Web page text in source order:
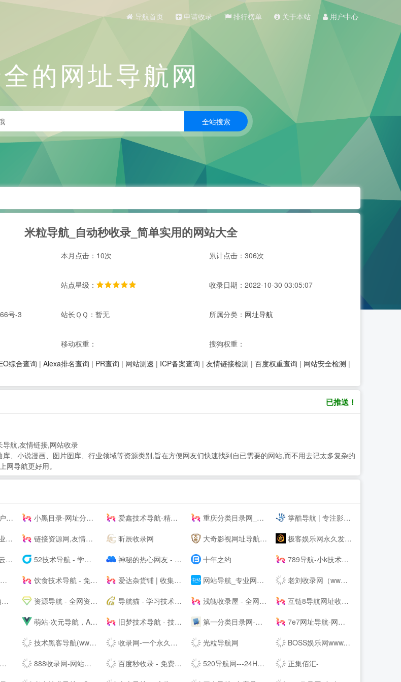
导航首页 申请收录 排行榜单 关于本站 用户中心
的网址导航网
米粒导航_自动秒收录_简单实用的网站大全
本月点击：10次 累计点击：306次
站点星级： 收录日期：2022-10-30 03:05:07
号-3 站长ＱＱ：暂无 所属分类： 网址导航
移动权重： 搜狗权重：
综合查询 | Alexa排名查询 | PR查询 | 网站测速 | ICP备案查询 | 友情链接检测 | 百度权重查询 | 网站安全检测 |
已推送！
航,友情链接,网站收录
、小说漫画、图片图库、行业领域等资源类别,旨在方便网友们快速找到自已需要的网站,而不用去记太多复杂的
网导航更好用。
下 小黑目录-网址分类目录网站大全 爱鑫技术导航-精选QQ技术资源网址导航，学技术,找资源,从这里开始 重庆分类目录网_免费收录网站提交 掌酷导航 | 专注影音娱乐的网址导航
链接资源网,友情链接平台，免费链接，网址收录 昕辰收录网 大奇影视网址导航-提供高清电影,热播电视剧,免费小说专业影视导航,自动秒收录！ 极客娱乐网永久发布页
52技术导航 - 学技术,查资源,看资讯,就上52技术导航 神秘的热心网友 - 收集免费实用有趣的东西，做最好的资源导航 十年之约 789导航-小k技术网,小刀娱乐网
饮食技术导航 - 免费收录精品资源网址技术导航 学习技术 从这里开始 爱达杂货铺 | 收集那些有用的东西|爱达导航 网站导航_专业网站分类目录网站大全_淘站目录网 老刘收录网（www.llshoulu.com）-老刘友情链接交换-老刘自助链接提交-老刘技术导航-老刘自动秒收录
资源导航 - 全网资源免费下载及技术导航收录分享平台 导航猫 - 学习技术 从这里开始 浅魄收录屋 - 全网站点的精致导航目录系统 互链8导航网址收录-互链8网址导航
萌站·次元导航，ACG第一站，二次元导航之门，收藏我的二次元(づ￣ 3￣)づ 旧梦技术导航 - 技术导航网,资源网,滚石导航网,技术导航,小刀娱乐网,学技术 找资源 从这里开始 第一分类目录网-七嫂网址导航,网站目录「实用的分类目录网站大全」 7e7网址导航-网站大全-免费网站收录
技术黑客导航(www.jshkw.com)-站长导航,免费收录网址,实用网址导航,资源导航网 收录网-一个永久免费提交秒收录正规好站的网址导航大全 光粒导航网 BOSS娱乐网www.rs669.com _ 免费，资源，教程，软件，技术，货源，活动，游戏
888收录网-网站收录-网址收录-自动秒收录 百度秒收录 - 免费收录网站,迅速提升流量|NinHuLINK 520导航网---24H自动收录 正集佰汇-